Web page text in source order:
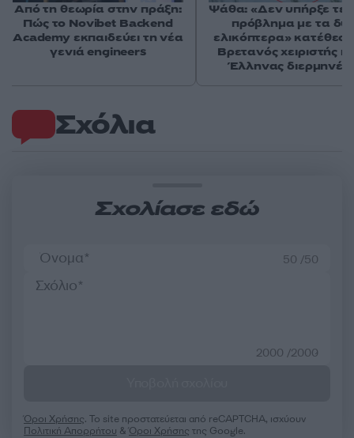
Σχόλια
Σχολίασε εδώ
50 /50
2000 /2000
Όροι Χρήσης. Το site προστατεύεται από reCAPTCHA, ισχύουν
Πολιτική Απορρήτου &Όροι Χρήσης της Google.
Από τη θεωρία στην πράξη:
Πώς το Novibet Backend
Academy εκπαιδεύει τη νέα
γενιά engineers
Ψάθα: «Δεν υπήρξε
πρόβλημα με τα
ελικόπτερα»
Βρετανός χειριστής
Έλληνας